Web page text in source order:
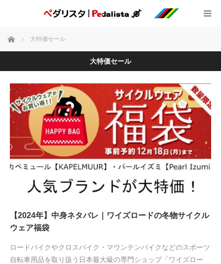
ホーム 大特価セール
大特価セール
【2024年】中身ネタバレ｜ワイズロードの冬物サイクル
ウェア福袋
ロードバイクやクロスバイク・マウンテンバイクなどのスポーツ
自転車用品を取り扱う日本最大級の専門ショップ「ワイズロー